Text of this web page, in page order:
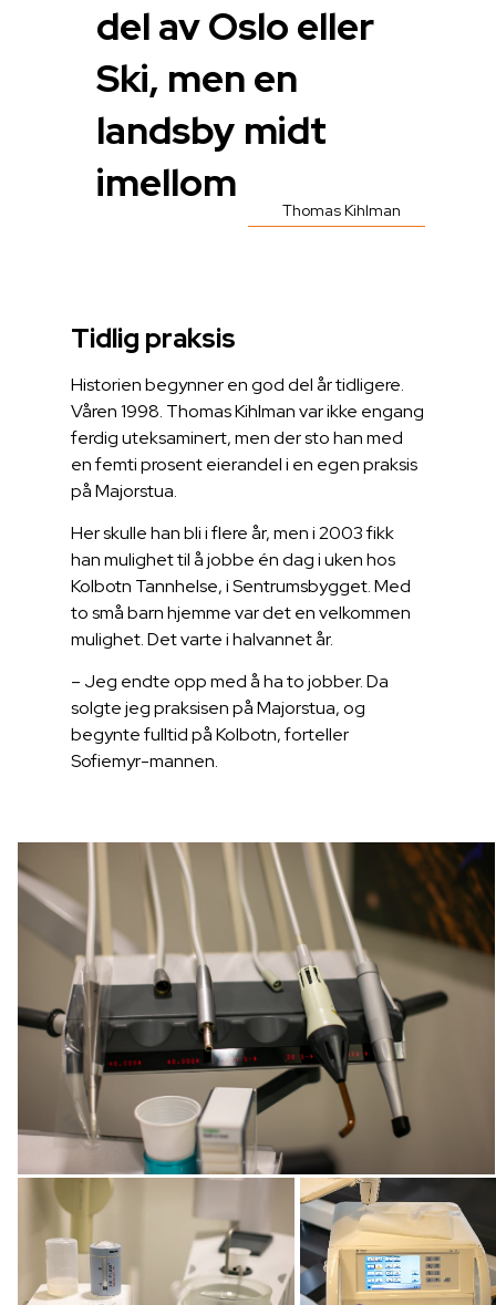
Historien begynner en god del år tidligere.
Våren 1998. Thomas Kihlman var ikke engang
ferdig uteksaminert, men der sto han med
en femti prosent eierandel i en egen praksis
på Majorstua.
Her skulle han bli i flere år, men i 2003 fikk
han mulighet til å jobbe én dag i uken hos
Kolbotn Tannhelse, i Sentrumsbygget. Med
to små barn hjemme var det en velkommen
mulighet. Det varte i halvannet år.
– Jeg endte opp med å ha to jobber. Da
solgte jeg praksisen på Majorstua, og
begynte fulltid på Kolbotn, forteller
Sofiemyr-mannen.
Tidlig praksis
del av Oslo eller
Ski, men en
landsby midt
imellom
Thomas Kihlman